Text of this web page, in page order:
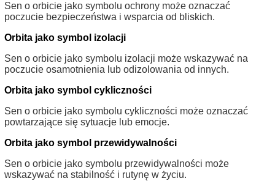
Sen o orbicie jako symbolu ochrony może oznaczać
poczucie bezpieczeństwa i wsparcia od bliskich.
Orbita jako symbol izolacji
Sen o orbicie jako symbolu izolacji może wskazywać na
poczucie osamotnienia lub odizolowania od innych.
Orbita jako symbol cykliczności
Sen o orbicie jako symbolu cykliczności może oznaczać
powtarzające się sytuacje lub emocje.
Orbita jako symbol przewidywalności
Sen o orbicie jako symbolu przewidywalności może
wskazywać na stabilność i rutynę w życiu.